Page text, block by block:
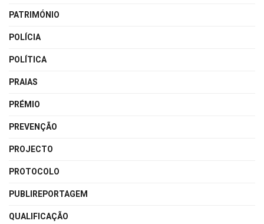
PATRIMÓNIO
POLÍCIA
POLÍTICA
PRAIAS
PRÉMIO
PREVENÇÃO
PROJECTO
PROTOCOLO
PUBLIREPORTAGEM
QUALIFICAÇÃO